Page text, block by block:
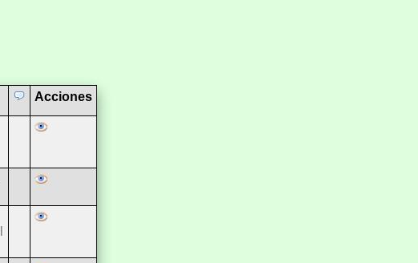
Acciones